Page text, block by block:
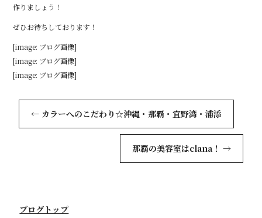
作りましょう！
ぜひお待ちしております！
[image: ブログ画像]
[image: ブログ画像]
[image: ブログ画像]
← カラーへのこだわり☆沖縄・那覇・宜野湾・浦添
那覇の美容室はclana！ →
ブログトップ